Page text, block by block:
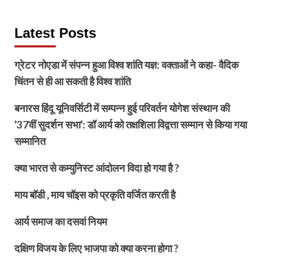
Latest Posts
ग्रेटर नोएडा में संपन्न हुआ विश्व शांति यज्ञ: वक्ताओं ने कहा- वैदिक
चिंतन से ही आ सकती है विश्व शांति
बनारस हिंदू यूनिवर्सिटी में सम्पन्न हुई परिवर्तन योगेश संस्थान की
’37वीं सुदर्शन सभा’: डॉ आर्य को तक्षशिला विद्वत्ता सम्मान से किया गया
सम्मानित
क्या भारत से कम्युनिस्ट आंदोलन विदा हो गया है ?
माय बॉडी , माय चॉइस को प्रकृति वर्जित करती है
आर्य समाज का दसवां नियम
दक्षिण विजय के लिए भाजपा को क्या करना होगा ?